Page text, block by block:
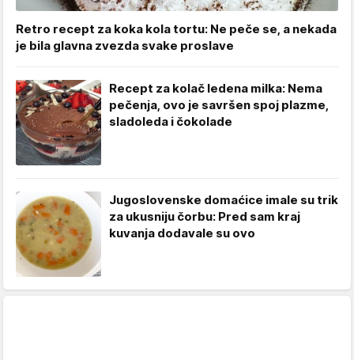
Retro recept za koka kola tortu: Ne peče se, a nekada
je bila glavna zvezda svake proslave
Recept za kolač ledena milka: Nema
pečenja, ovo je savršen spoj plazme,
sladoleda i čokolade
Jugoslovenske domaćice imale su trik
za ukusniju čorbu: Pred sam kraj
kuvanja dodavale su ovo